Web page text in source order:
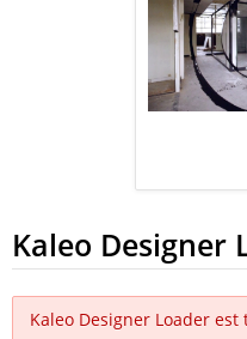
Kaleo Designer
Kaleo Designer Loader